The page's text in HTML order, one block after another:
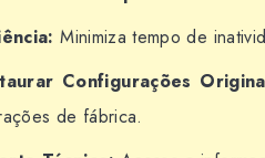
Minimiza tempo de
Configurações
de fábrica.